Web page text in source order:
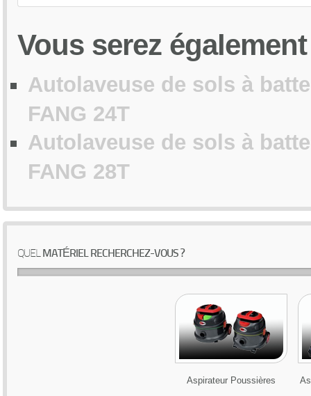
Vous serez
Autolaveuse de sols à
FANG 24T
Autolaveuse de sols à
FANG 28T
QUELMATÉRIEL RECHERCHEZ-VOUS ?
Aspirateur Poussières